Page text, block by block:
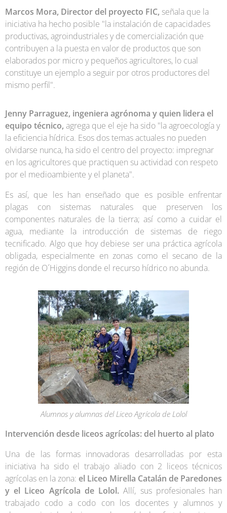
Marcos Mora, Director del proyecto FIC, señala que la
iniciativa ha hecho posible "la instalación de capacidades
productivas, agroindustriales y de comercialización que
contribuyen a la puesta en valor de productos que son
elaborados por micro y pequeños agricultores, lo cual
constituye un ejemplo a seguir por otros productores del
mismo perfil".
Jenny Parraguez, ingeniera agrónoma y quien lidera el
equipo técnico, agrega que el eje ha sido "la agroecología y
la eficiencia hídrica. Esos dos temas actuales no pueden
olvidarse nunca, ha sido el centro del proyecto: impregnar
en los agricultores que practiquen su actividad con respeto
por el medioambiente y el planeta".
Es así, que les han enseñado que es posible enfrentar
plagas con sistemas naturales que preserven los
componentes naturales de la tierra; así como a cuidar el
agua, mediante la introducción de sistemas de riego
tecnificado. Algo que hoy debiese ser una práctica agrícola
obligada, especialmente en zonas como el secano de la
región de O´Higgins donde el recurso hídrico no abunda.
Alumnos y alumnas del Liceo Agrícola de Lolol
Intervención desde liceos agrícolas: del huerto al plato
Una de las formas innovadoras desarrolladas por esta
iniciativa ha sido el trabajo aliado con 2 liceos técnicos
agrícolas en la zona: el Liceo Mirella Catalán de Paredones
y el Liceo Agrícola de Lolol. Allí, sus profesionales han
trabajado codo a codo con los docentes y alumnos y